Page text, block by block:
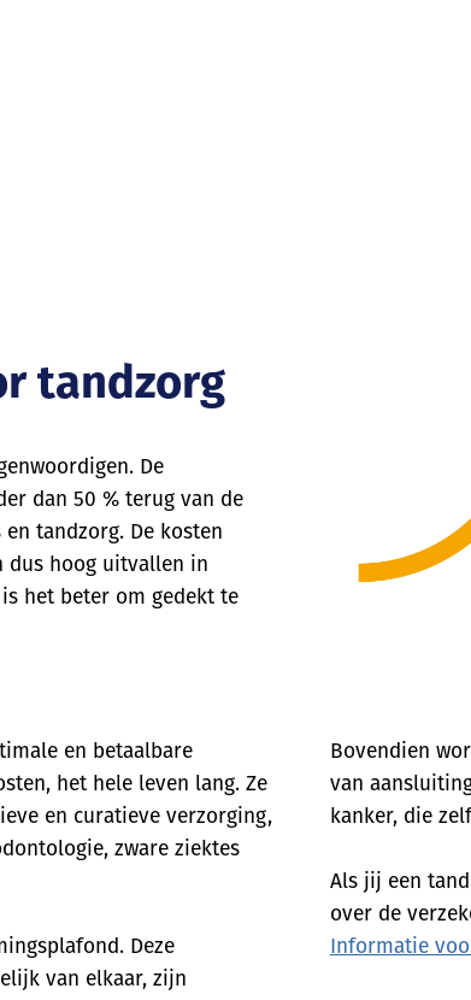
tandzorg
De
dan 50 % terug van de
tandzorg. De kosten
dus hoog uitvallen in
het beter om gedekt te
en betaalbare
het hele leven lang. Ze
en curatieve verzorging,
zware ziektes
Deze
van elkaar, zijn
Bovendien
van
kanker, die
Als jij een
over de
Informatie